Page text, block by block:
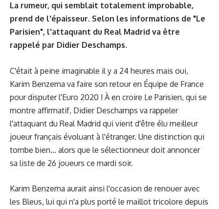
La rumeur, qui semblait totalement improbable,
prend de l'épaisseur. Selon les informations de "Le
Parisien", l'attaquant du Real Madrid va être
rappelé par Didier Deschamps.
C'était à peine imaginable il y a 24 heures mais oui,
Karim Benzema va faire son retour en Équipe de France
pour disputer l'Euro 2020 ! À en croire Le Parisien, qui se
montre affirmatif, Didier Deschamps va rappeler
l'attaquant du Real Madrid qui vient d'être élu meilleur
joueur français évoluant à l'étranger. Une distinction qui
tombe bien... alors que le sélectionneur doit annoncer
sa liste de 26 joueurs ce mardi soir.
Karim Benzema aurait ainsi l'occasion de renouer avec
les Bleus, lui qui n'a plus porté le maillot tricolore depuis